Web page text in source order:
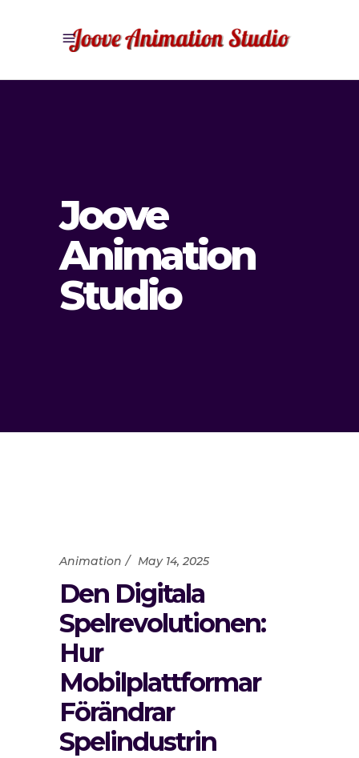
Joove
Animation
Studio
Animation May 14, 2025
Den Digitala
Spelrevolutionen:
Hur
Mobilplattformar
Förändrar
Spelindustrin